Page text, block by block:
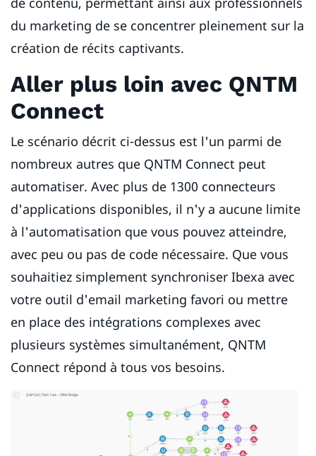
du marketing de se concentrer pleinement sur la
création de récits captivants.
Aller plus loin avec QNTM
Connect
Le scénario décrit ci-dessus est l'un parmi de
nombreux autres que QNTM Connect peut
automatiser. Avec plus de 1300 connecteurs
d'applications disponibles, il n'y a aucune limite
à l'automatisation que vous pouvez atteindre,
avec peu ou pas de code nécessaire. Que vous
souhaitiez simplement synchroniser Ibexa avec
votre outil d'email marketing favori ou mettre
en place des intégrations complexes avec
plusieurs systèmes simultanément, QNTM
Connect répond à tous vos besoins.